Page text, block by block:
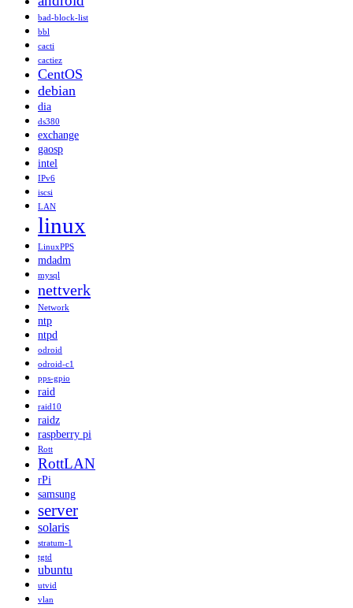
bad-block-list
bbl
cacti
cactiez
CentOS
debian
dia
ds380
exchange
gaosp
intel
IPv6
iscsi
LAN
linux
LinuxPPS
mdadm
mysql
nettverk
Network
ntp
ntpd
odroid
odroid-c1
pps-gpio
raid
raid10
raidz
raspberry pi
Rott
RottLAN
rPi
samsung
server
solaris
stratum-1
tgtd
ubuntu
utvid
vlan